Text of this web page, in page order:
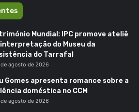
Mundial: IPC promove ateliê
do Museu da
do Tarrafal
agosto de 2026
Gomes apresenta romance sobre a
doméstica no CCM
agosto de 2026